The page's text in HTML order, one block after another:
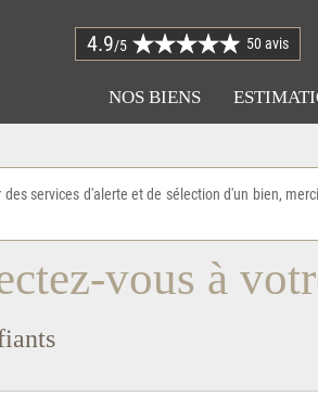
4.9/5 50 avis
NOS BIENS
des services d'alerte et de sélection d'un bien,
vous à